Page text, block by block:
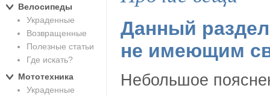
Данный
не имеющим
Небольшое
Велосипеды
Украденные
Возвращенные
Полезные статьи
Где искать?
Мототехника
Украденные